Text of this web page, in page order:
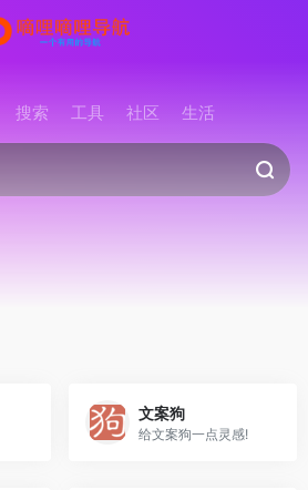
搜索 工具 社区 生活
文案狗
给文案狗一点灵感!